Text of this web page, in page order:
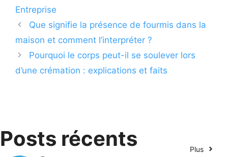
Entreprise
Que signifie la présence de fourmis dans la
maison et comment l’interpréter ?
Pourquoi le corps peut-il se soulever lors
d’une crémation : explications et faits
Posts récents Plus